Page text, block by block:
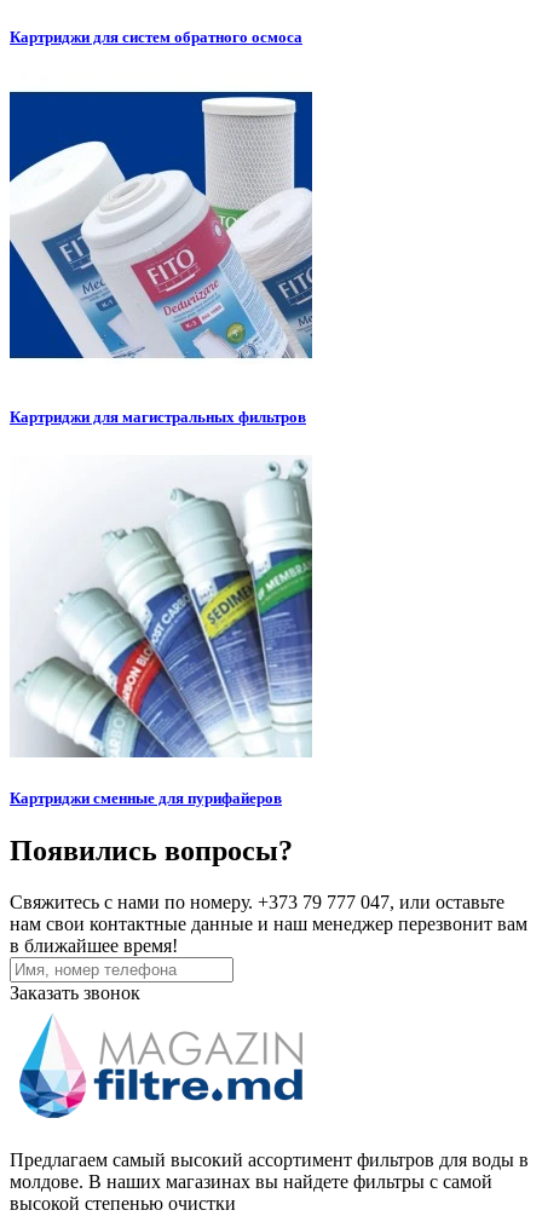
Картриджи для систем обратного осмоса
Картриджи для магистральных фильтров
Картриджи сменные для пурифайеров
Появились вопросы?
Свяжитесь с нами по номеру. +373 79 777 047, или оставьте
нам свои контактные данные и наш менеджер перезвонит вам
в ближайшее время!
Заказать звонок
Предлагаем самый высокий ассортимент фильтров для воды в
молдове. В наших магазинах вы найдете фильтры с самой
высокой степенью очистки